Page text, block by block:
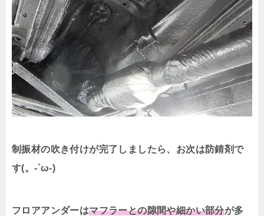
制振材の吹き付けが完了しましたら、お次は防錆剤で
す(。-`ω-)
フロアアンダーはマフラーとの隙間や細かい部分が多